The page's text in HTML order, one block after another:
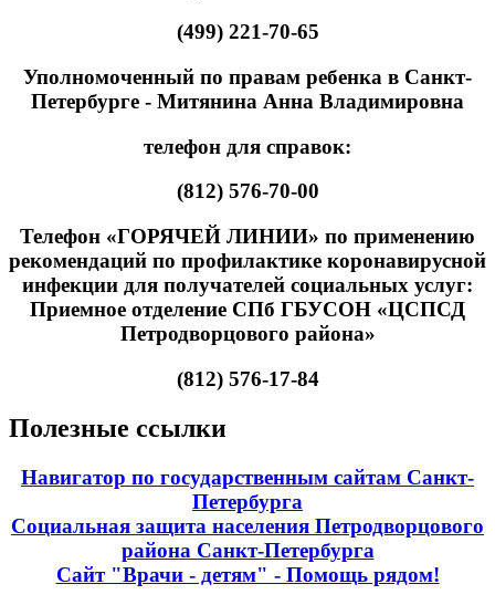
(499) 221-70-65
Уполномоченный по правам ребенка в Санкт-
Петербурге - Митянина Анна Владимировна
телефон для справок:
(812) 576-70-00
Телефон «ГОРЯЧЕЙ ЛИНИИ» по применению
рекомендаций по профилактике коронавирусной
инфекции для получателей социальных услуг:
Приемное отделение СПб ГБУСОН «ЦСПСД
Петродворцового района»
(812) 576-17-84
Полезные ссылки
Навигатор по государственным сайтам Санкт-
Петербурга
Социальная защита населения Петродворцового
района Санкт-Петербурга
Сайт "Врачи - детям" - Помощь рядом!